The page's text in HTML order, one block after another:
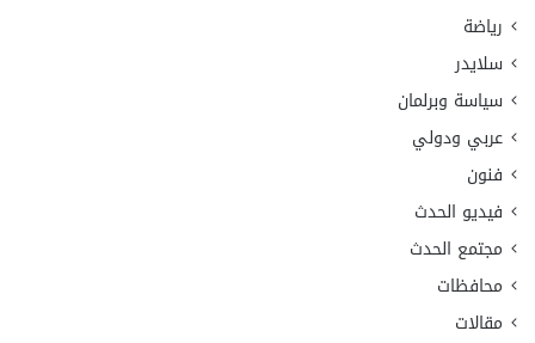
رياضة
سلايدر
سياسة وبرلمان
عربي ودولي
فنون
فيديو الحدث
مجتمع الحدث
محافظات
مقالات